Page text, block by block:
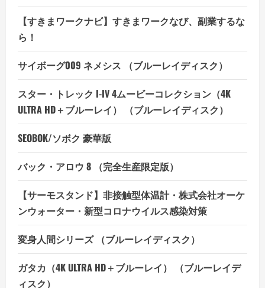
【すきまワークナビ】すきまワークなび、副業するな
ら！
サイボーグ009 ネメシス （ブルーレイディスク）
スター・トレック I-IV 4ムービーコレクション（4K
ULTRA HD＋ブルーレイ） （ブルーレイディスク）
SEOBOK/ソボク 豪華版
バック・アロウ 8 （完全生産限定版）
【サーモスタンド】非接触型体温計・株式会社オーケ
ンウォーター・新型コロナウイルス感染対策
変身人間シリーズ （ブルーレイディスク）
ガタカ（4K ULTRA HD＋ブルーレイ） （ブルーレイデ
ィスク）